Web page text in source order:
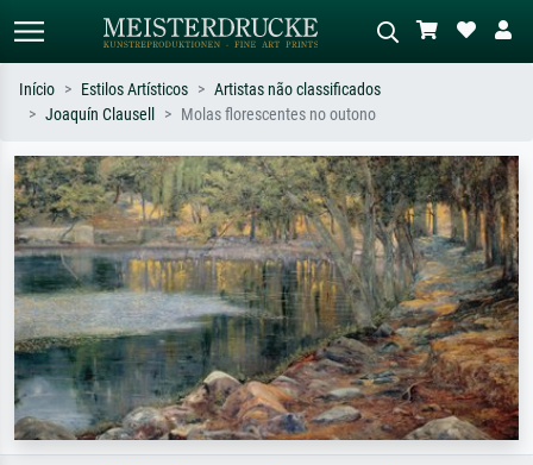
Pesquise por artista, título ou estilo –
ex: Monet, Noite Estrelada,
impressionismo, onda de Hokusai, nu.
Descreva a cena – ex: prado verde,
abstrato com muito vermelho, pintura
a óleo escura, nu em pé ao lado de
uma árvore.
Início Estilos Artísticos
Artistas não classificados
Joaquín Clausell
Molas florescentes no outono